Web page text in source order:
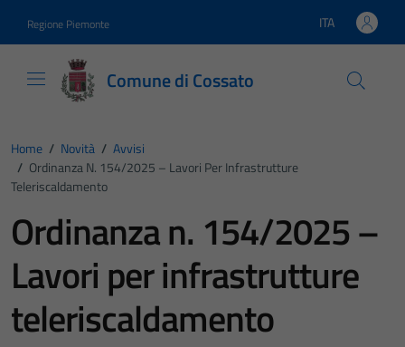
Regione Piemonte Lingua attiva:
ITA
Comune di Cossato
Home / Novità / Avvisi
/ Ordinanza N. 154/2025 – Lavori Per Infrastrutture
Teleriscaldamento
Ordinanza n. 154/2025 –
Lavori per infrastrutture
teleriscaldamento